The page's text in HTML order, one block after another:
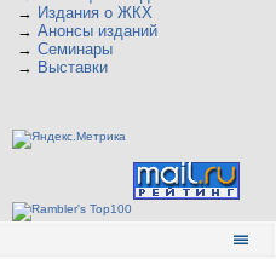
→ Издания о ЖКХ
→ Анонсы изданий
→ Семинары
→ Выставки